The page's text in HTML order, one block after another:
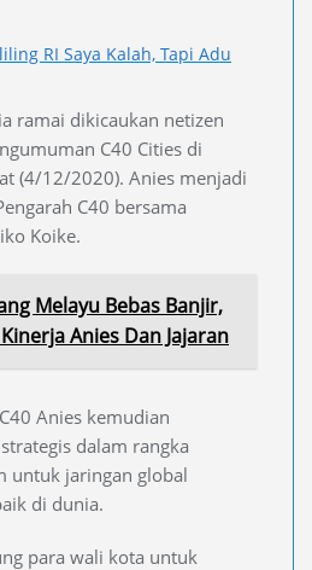
RI Saya Kalah, Tapi Adu
ramai dikicaukan netizen
C40 Cities di
(4/12/2020). Anies menjadi
C40 bersama
Koike.
Melayu Bebas Banjir,
Anies Dan Jajaran
Anies kemudian
dalam rangka
untuk jaringan global
di dunia.
para wali kota untuk